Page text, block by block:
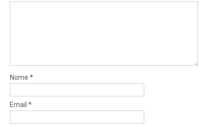
Nome *
Email *